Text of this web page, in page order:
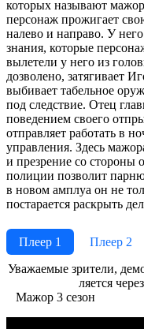
которых называют
персонаж прожигает
налево и направо. У
знания, которые
вылетели у него из
дозволено, затягивает
выбивает табельное
под следствие. Отец
поведением своего
отправляет работать в
управления. Здесь
и презрение со
полиции позволит парню
в новом амплуа он не
постарается раскрыть
Плеер 1
Плеер 2
Ува­жае­мые зри­те­ли,
ля­ет­ся
Мажор 3 сезон